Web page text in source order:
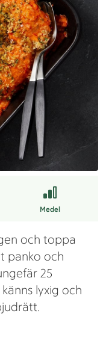
Medel
och toppa
panko och
25
lyxig och